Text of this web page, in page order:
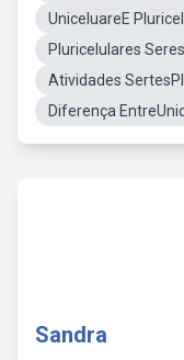
UniceluareE
Pluricelulares
Atividades
Diferença
Sandra